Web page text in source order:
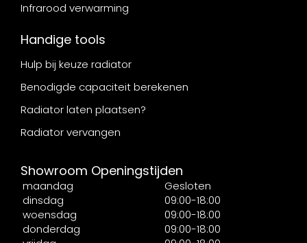
Infrarood verwarming
Handige tools
Hulp bij keuze radiator
Benodigde capaciteit berekenen
Radiator laten plaatsen?
Radiator vervangen
Showroom Openingstijden
maandag
Gesloten
dinsdag
09:00-18:00
woensdag
09:00-18:00
donderdag
09:00-18:00